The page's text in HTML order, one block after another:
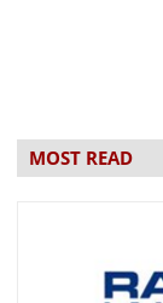
MOST READ